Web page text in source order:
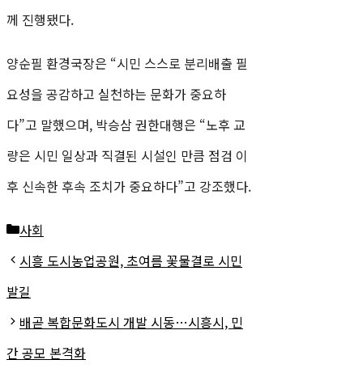
께 진행됐다.
양순필 환경국장은 “시민 스스로 분리배출 필
요성을 공감하고 실천하는 문화가 중요하
다”고 말했으며, 박승삼 권한대행은 “노후 교
량은 시민 일상과 직결된 시설인 만큼 점검 이
후 신속한 후속 조치가 중요하다”고 강조했다.
카
테
고
리
사회
시흥 도시농업공원, 초여름 꽃물결로 시민
발길
배곧 복합문화도시 개발 시동…시흥시, 민
간 공모 본격화